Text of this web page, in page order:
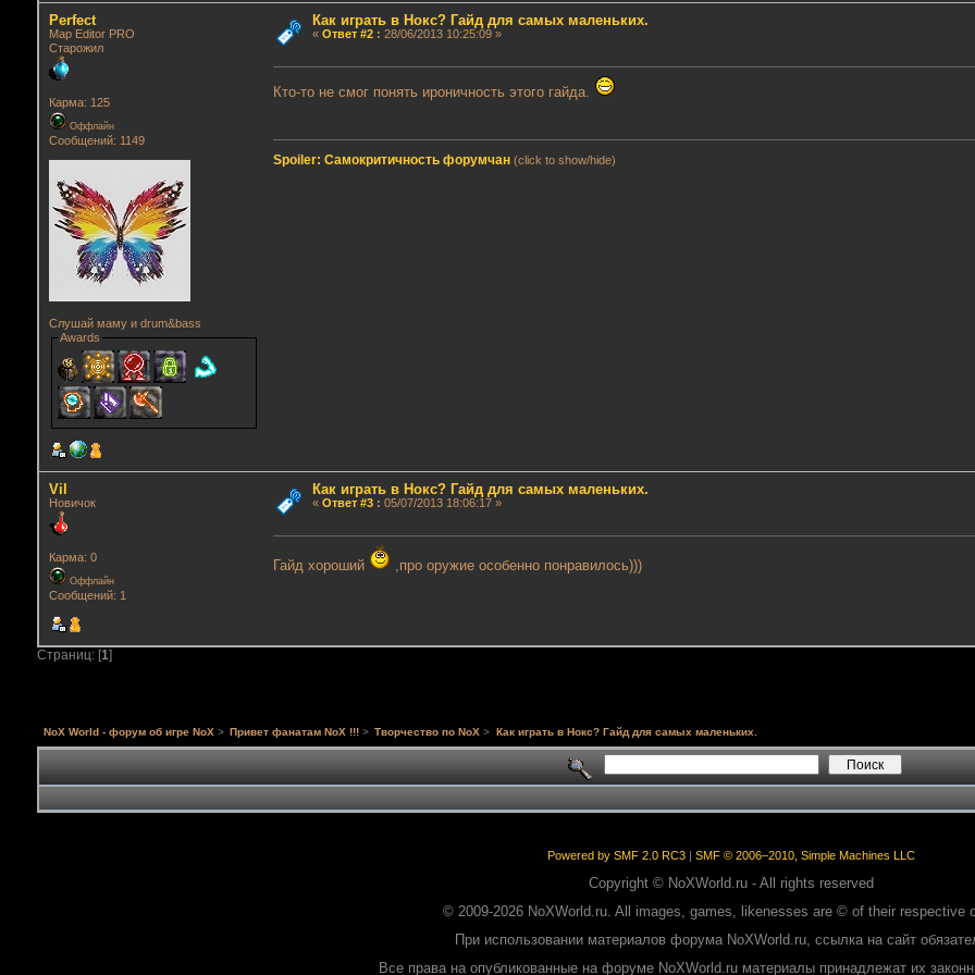
Perfect
Map Editor PRO
Старожил
Карма: 125
Оффлайн
Сообщений: 1149
Слушай маму и drum&bass
Awards
Как играть в Нокс? Гайд для самых маленьких.
« Ответ #2: 28/06/2013 10:25:09 »
Кто-то не смог понять ироничность этого гайда.
Spoiler: Самокритичность форумчан (click to show/hide)
Vil
Новичок
Карма: 0
Оффлайн
Сообщений: 1
Как играть в Нокс? Гайд для самых маленьких.
« Ответ #3: 05/07/2013 18:06:17 »
Гайд хороший ,про оружие особенно понравилось)))
Страниц: [1]
NoX World - форум об игре NoX > Привет фанатам NoX !!! > Творчество по NoX > Как играть в Нокс? Гайд для самых маленьких.
Powered by SMF 2.0 RC3| SMF © 2006–2010, Simple Machines LLC
Copyright © NoXWorld.ru - All rights reserved
© 2009-2026 NoXWorld.ru. All images, games, likenesses are © of their respective
При использовании материалов форума NoXWorld.ru, ссылка на сайт
Все права на опубликованные на форуме NoXWorld.ru материалы принадлежат их